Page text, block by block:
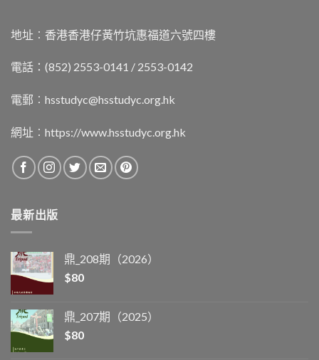
地址︰香港香港仔黃竹坑惠福道六號四樓
電話：(852) 2553-0141 / 2553-0142
電郵︰ hsstudyc@hsstudyc.org.hk
網址︰ https://www.hsstudyc.org.hk
最新出版
鼎_208期（2026）
$80
鼎_207期（2025）
$80